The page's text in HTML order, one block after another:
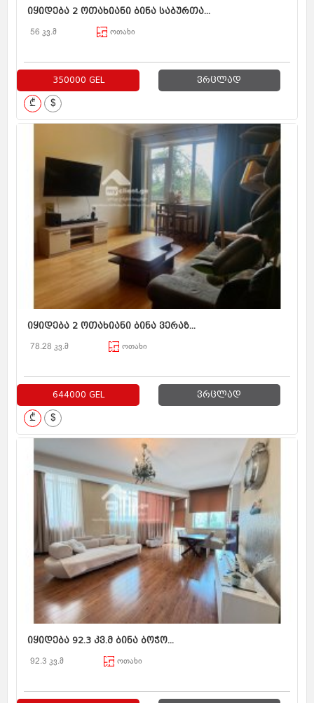
იყიდება 2 ოთახიანი ბინა საბურთა...
56 კვ.მ ოთახი
350000 GEL ვრცლად
₾ $
იყიდება 2 ოთახიანი ბინა ვერაზ...
78.28 კვ.მ ოთახი
644000 GEL ვრცლად
₾ $
იყიდება 92.3 კვ.მ ბინა ბოჭო...
92.3 კვ.მ ოთახი